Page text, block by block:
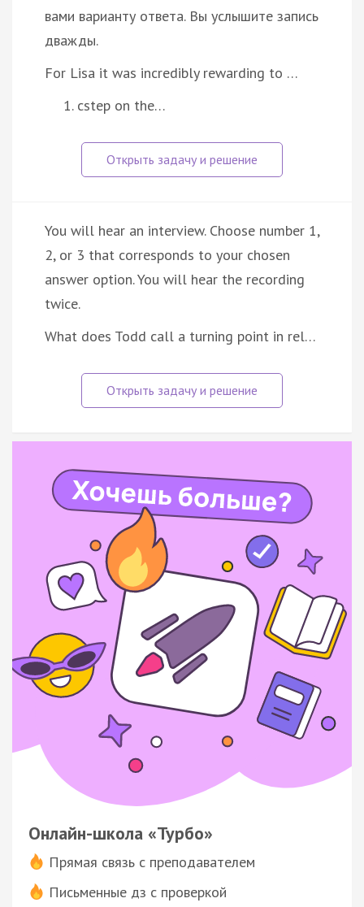
вами варианту ответа. Вы услышите запись
дважды.
For Lisa it was incredibly rewarding to …
cstep on the…
You will hear an interview. Choose number 1,
2, or 3 that corresponds to your chosen
answer option. You will hear the recording
twice.
What does Todd call a turning point in rel…
Онлайн-школа «Турбо»
Прямая связь с преподавателем
Письменные дз с проверкой